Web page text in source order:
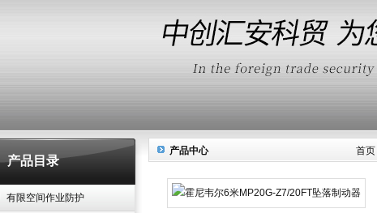
产品目录
有限空间作业防护
首页
产品中心